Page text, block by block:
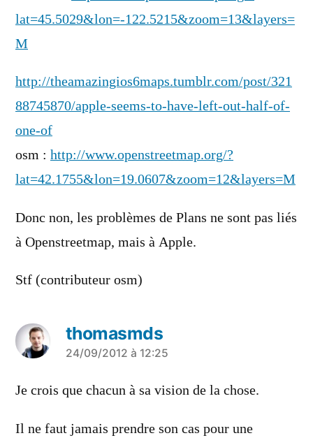
lat=45.5029&lon=-122.5215&zoom=13&layers=
M
http://theamazingios6maps.tumblr.com/post/321
88745870/apple-seems-to-have-left-out-half-of-
one-of
osm : http://www.openstreetmap.org/?
lat=42.1755&lon=19.0607&zoom=12&layers=M
Donc non, les problèmes de Plans ne sont pas liés
à Openstreetmap, mais à Apple.
Stf (contributeur osm)
thomasmds
a
dit :
24/09/2012 à 12:25
Je crois que chacun à sa vision de la chose.
Il ne faut jamais prendre son cas pour une